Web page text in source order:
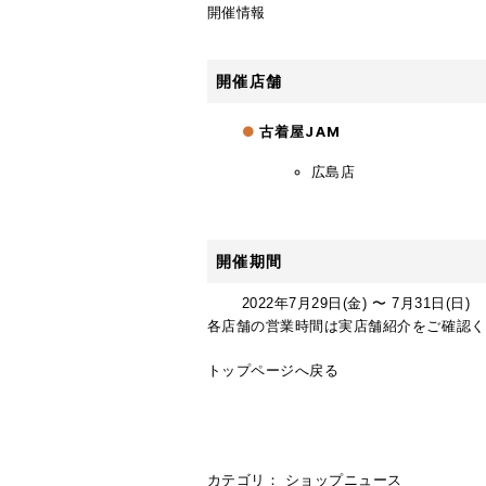
開催情報
開催店舗
古着屋JAM
広島店
開催期間
2022年7 月 29日(金) 〜7 月31 日(日)
各店舗の営業時間は実店舗紹介をご確認
トップページへ戻る
カテゴリ： ショップニュース